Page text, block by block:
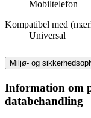
Mobiltelefon
Kompatibel med
Universal
Miljø- og
Information om
databehandling